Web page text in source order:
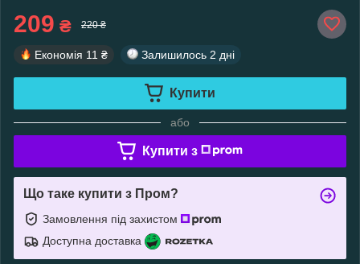
209 ₴ 220 ₴
Економія 11 ₴ Залишилось 2 дні
Купити
або
Купити з
Що таке купити з Пром?
Замовлення під захистом
Доступна доставка